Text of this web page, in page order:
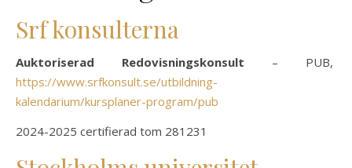
Srf konsulterna
Auktoriserad Redovisningskonsult – PUB,
https://www.srfkonsult.se/utbildning-
kalendarium/kursplaner-program/pub
2024-2025 certifierad tom 281231